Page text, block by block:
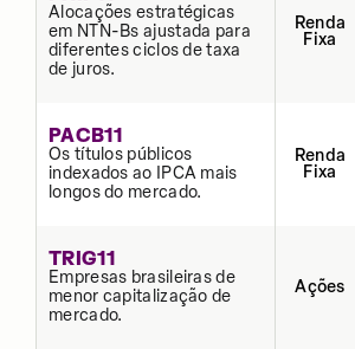
Alocações estratégicas
em NTN-Bs ajustada para
diferentes ciclos de taxa
de juros.
Renda
Fixa
PACB11
Os títulos públicos
indexados ao IPCA mais
longos do mercado.
Renda
Fixa
TRIG11
Empresas brasileiras de
menor capitalização de
mercado.
Ações